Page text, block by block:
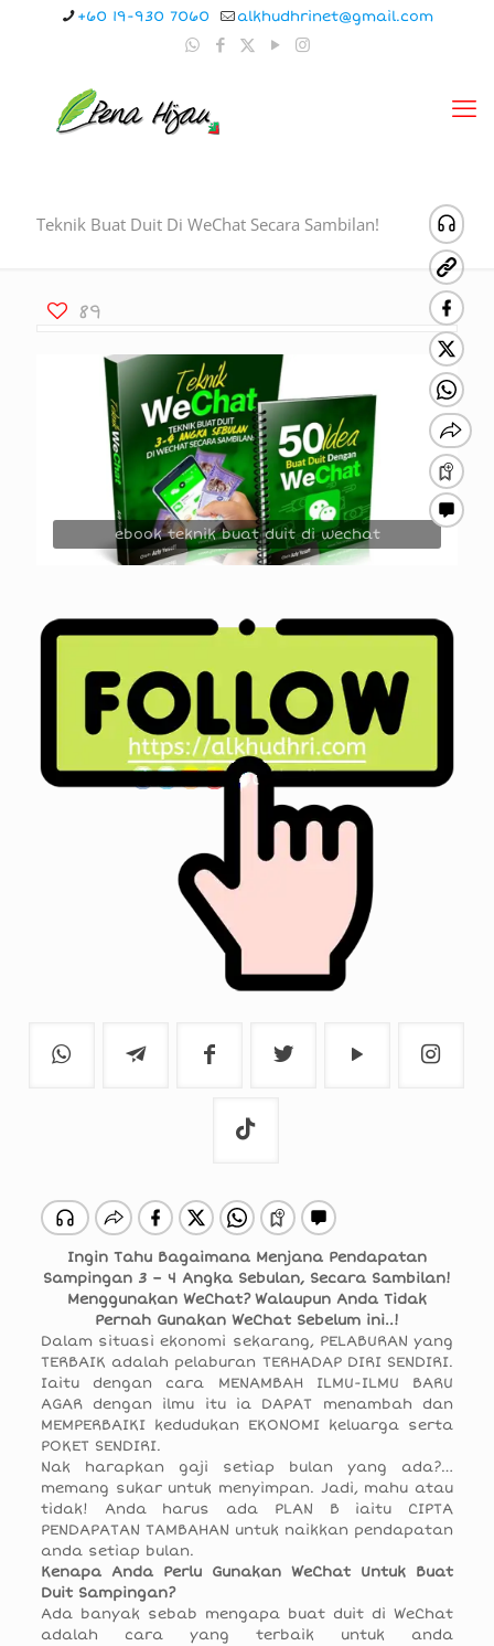
+60 19-930 7060 alkhudhrinet@gmail.com
Teknik Buat Duit Di WeChat Secara Sambilan!
89
ebook teknik buat duit di wechat
Ingin Tahu Bagaimana Menjana Pendapatan
Sampingan 3 – 4 Angka Sebulan, Secara Sambilan!
Menggunakan WeChat?Walaupun Anda Tidak
Pernah Gunakan WeChat Sebelum ini..!
Dalam situasi ekonomi sekarang, PELABURAN yang
TERBAIK adalah pelaburan TERHADAP DIRI SENDIRI.
Iaitu dengan cara MENAMBAH ILMU-ILMU BARU
AGAR dengan ilmu itu ia DAPAT menambah dan
MEMPERBAIKI kedudukan EKONOMI keluarga serta
POKET SENDIRI.
Nak harapkan gaji setiap bulan yang ada?…
memang sukar untuk menyimpan. Jadi, mahu atau
tidak! Anda harus ada PLAN B iaitu CIPTA
PENDAPATAN TAMBAHAN untuk naikkan pendapatan
anda setiap bulan.
Kenapa Anda Perlu Gunakan WeChat Untuk Buat
Duit Sampingan?
Ada banyak sebab mengapa buat duit di WeChat
adalah cara yang terbaik untuk anda